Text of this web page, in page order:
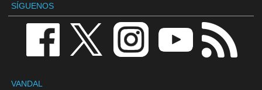
SÍGUENOS
VANDAL